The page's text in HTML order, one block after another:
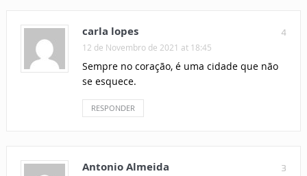
4
carla lopes
12 de Novembro de 2021 at 18:45
Sempre no coração, é uma cidade que não
se esquece.
RESPONDER
3
Antonio Almeida